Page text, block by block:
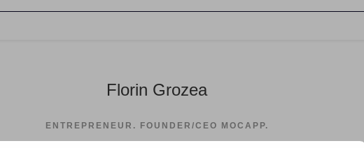
Florin Grozea
ENTREPRENEUR. FOUNDER/CEO MOCAPP.